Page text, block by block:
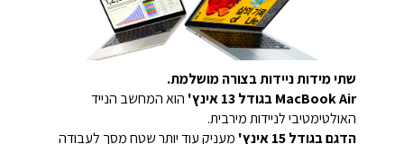
שתי מידות ניידות בצורה מושלמת.
MacBook Air בגודל 13 אינץ'
הוא המחשב הנייד
האולטימטיבי לניידות מירבית.
הדגם בגודל 15 אינץ'
מעניק עוד יותר שטח מסך לעבודה